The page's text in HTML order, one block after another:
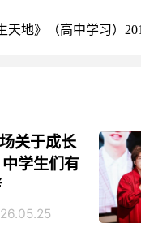
天地》（高中学习）
关于成长
学生们有